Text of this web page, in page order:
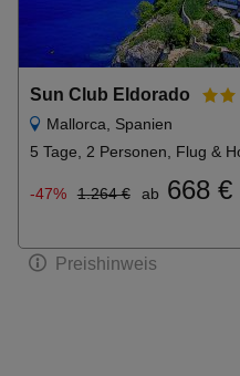
Sun Club Eldorado
Mallorca, Spanien
5 Tage, 2 Personen, Flug &
-47% 1.264 € ab 668 €
Preishinweis